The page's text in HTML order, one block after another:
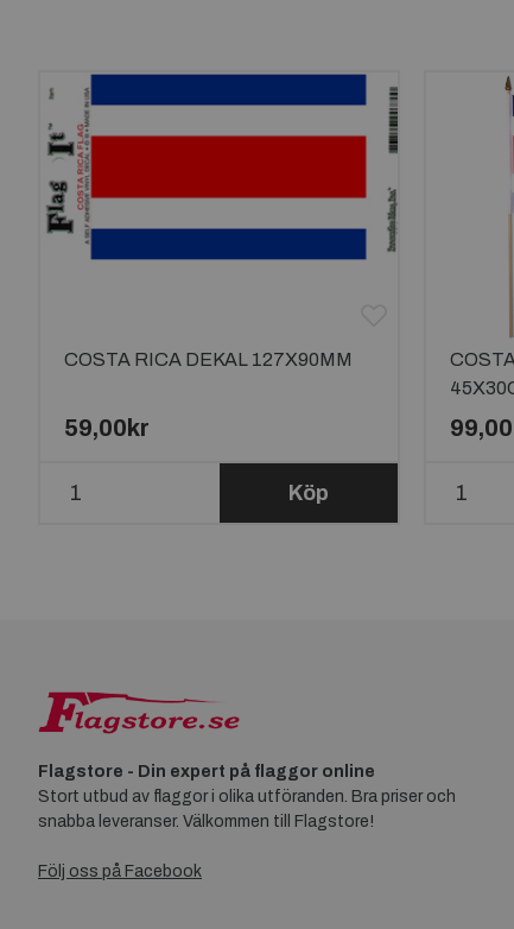
COSTA RICA DEKAL 127X90MM
59,00kr
Köp
Flagstore - Din expert på flaggor online
Stort utbud av flaggor i olika utföranden. Bra priser och
snabba leveranser. Välkommen till Flagstore!
Följ oss på Facebook